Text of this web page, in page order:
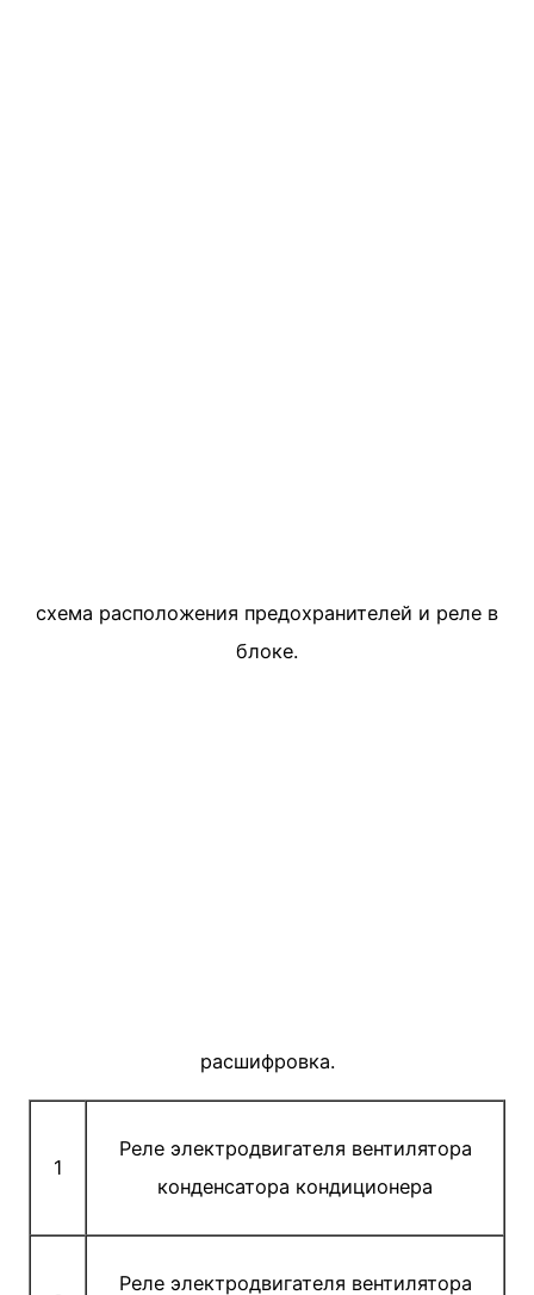
схема расположения предохранителей и реле в
блоке.
расшифровка.
1
Реле электродвигателя вентилятора
конденсатора кондиционера
Реле электродвигателя вентилятора